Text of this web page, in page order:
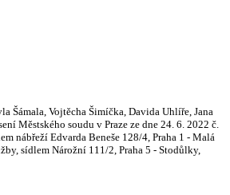
Šámala, Vojtěcha Šimíčka, Davida Uhlíře, Jana
Městského soudu v Praze ze dne 24. 6. 2022 č.
nábřeží Edvarda Beneše 128/4, Praha 1 - Malá
sídlem Nárožní 111/2, Praha 5 - Stodůlky,